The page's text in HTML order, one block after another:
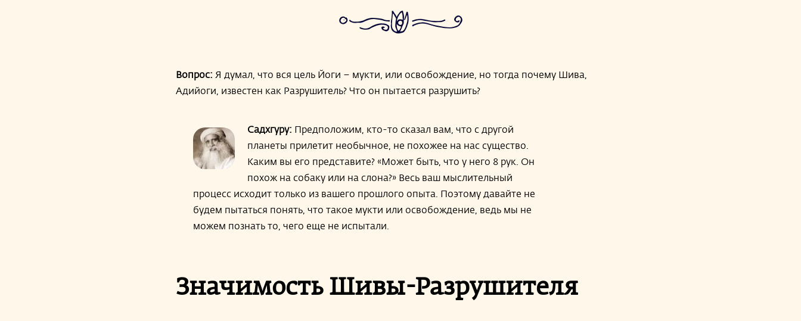
Вопрос: Я думал, что вся цель Йоги – мукти, или освобождение, но тогда почему Шива,
Адийоги, известен как Разрушитель? Что он пытается разрушить?
Садхгуру: Предположим, кто-то сказал вам, что с другой
планеты прилетит необычное, не похожее на нас существо.
Каким вы его представите? «Может быть, что у него 8 рук. Он
похож на собаку или на слона?» Весь ваш мыслительный
процесс исходит только из вашего прошлого опыта. Поэтому давайте не
будем пытаться понять, что такое мукти или освобождение, ведь мы не
можем познать то, чего еще не испытали.
Значимость Шивы-Разрушителя